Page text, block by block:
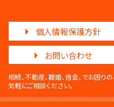
個人情報保護方針
お問い合わせ
相続、不動産、離婚、借金、でお困り
気軽にご相談ください。